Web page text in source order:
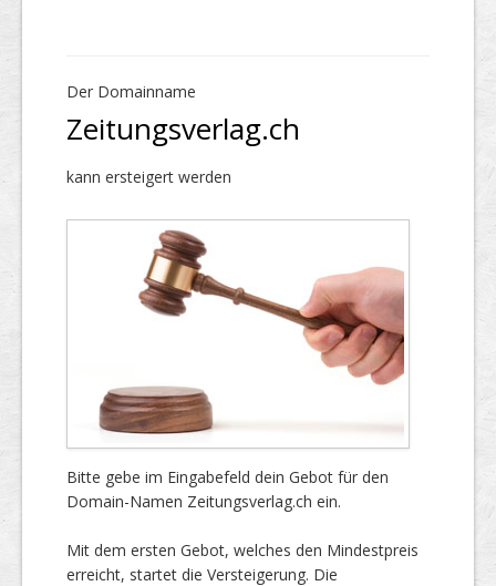
Der Domainname
Zeitungsverlag.ch
kann ersteigert werden
Bitte gebe im Eingabefeld dein Gebot für den
Domain-Namen Zeitungsverlag.ch ein.
Mit dem ersten Gebot, welches den Mindestpreis
erreicht, startet die Versteigerung. Die